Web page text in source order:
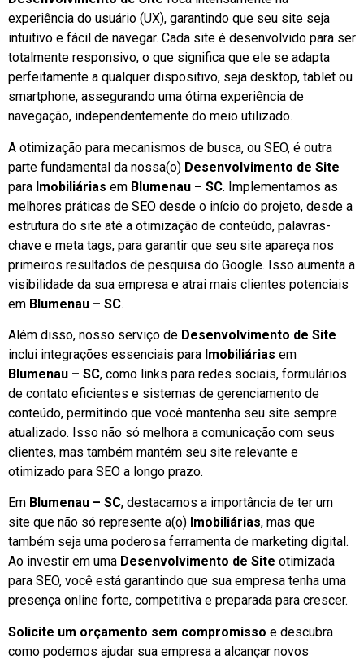
experiência do usuário (UX), garantindo que seu site seja
intuitivo e fácil de navegar. Cada site é desenvolvido para ser
totalmente responsivo, o que significa que ele se adapta
perfeitamente a qualquer dispositivo, seja desktop, tablet ou
smartphone, assegurando uma ótima experiência de
navegação, independentemente do meio utilizado.
A otimização para mecanismos de busca, ou SEO, é outra
parte fundamental da nossa(o) Desenvolvimento de Site
para Imobiliárias em Blumenau – SC. Implementamos as
melhores práticas de SEO desde o início do projeto, desde a
estrutura do site até a otimização de conteúdo, palavras-
chave e meta tags, para garantir que seu site apareça nos
primeiros resultados de pesquisa do Google. Isso aumenta a
visibilidade da sua empresa e atrai mais clientes potenciais
em Blumenau – SC.
Além disso, nosso serviço de Desenvolvimento de Site
inclui integrações essenciais para Imobiliárias em
Blumenau – SC, como links para redes sociais, formulários
de contato eficientes e sistemas de gerenciamento de
conteúdo, permitindo que você mantenha seu site sempre
atualizado. Isso não só melhora a comunicação com seus
clientes, mas também mantém seu site relevante e
otimizado para SEO a longo prazo.
Em Blumenau – SC, destacamos a importância de ter um
site que não só represente a(o) Imobiliárias, mas que
também seja uma poderosa ferramenta de marketing digital.
Ao investir em uma Desenvolvimento de Site otimizada
para SEO, você está garantindo que sua empresa tenha uma
presença online forte, competitiva e preparada para crescer.
Solicite um orçamento sem compromisso e descubra
como podemos ajudar sua empresa a alcançar novos